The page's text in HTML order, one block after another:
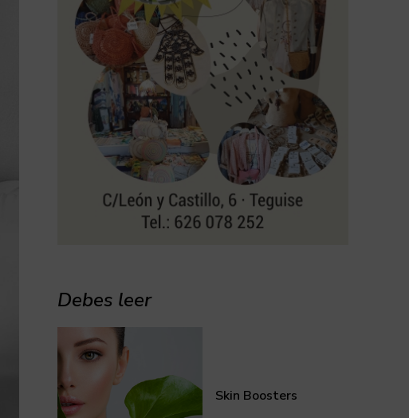
Debes leer
Skin Boosters